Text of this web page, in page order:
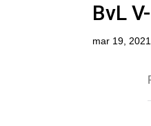
BvL
mar 19, 2021